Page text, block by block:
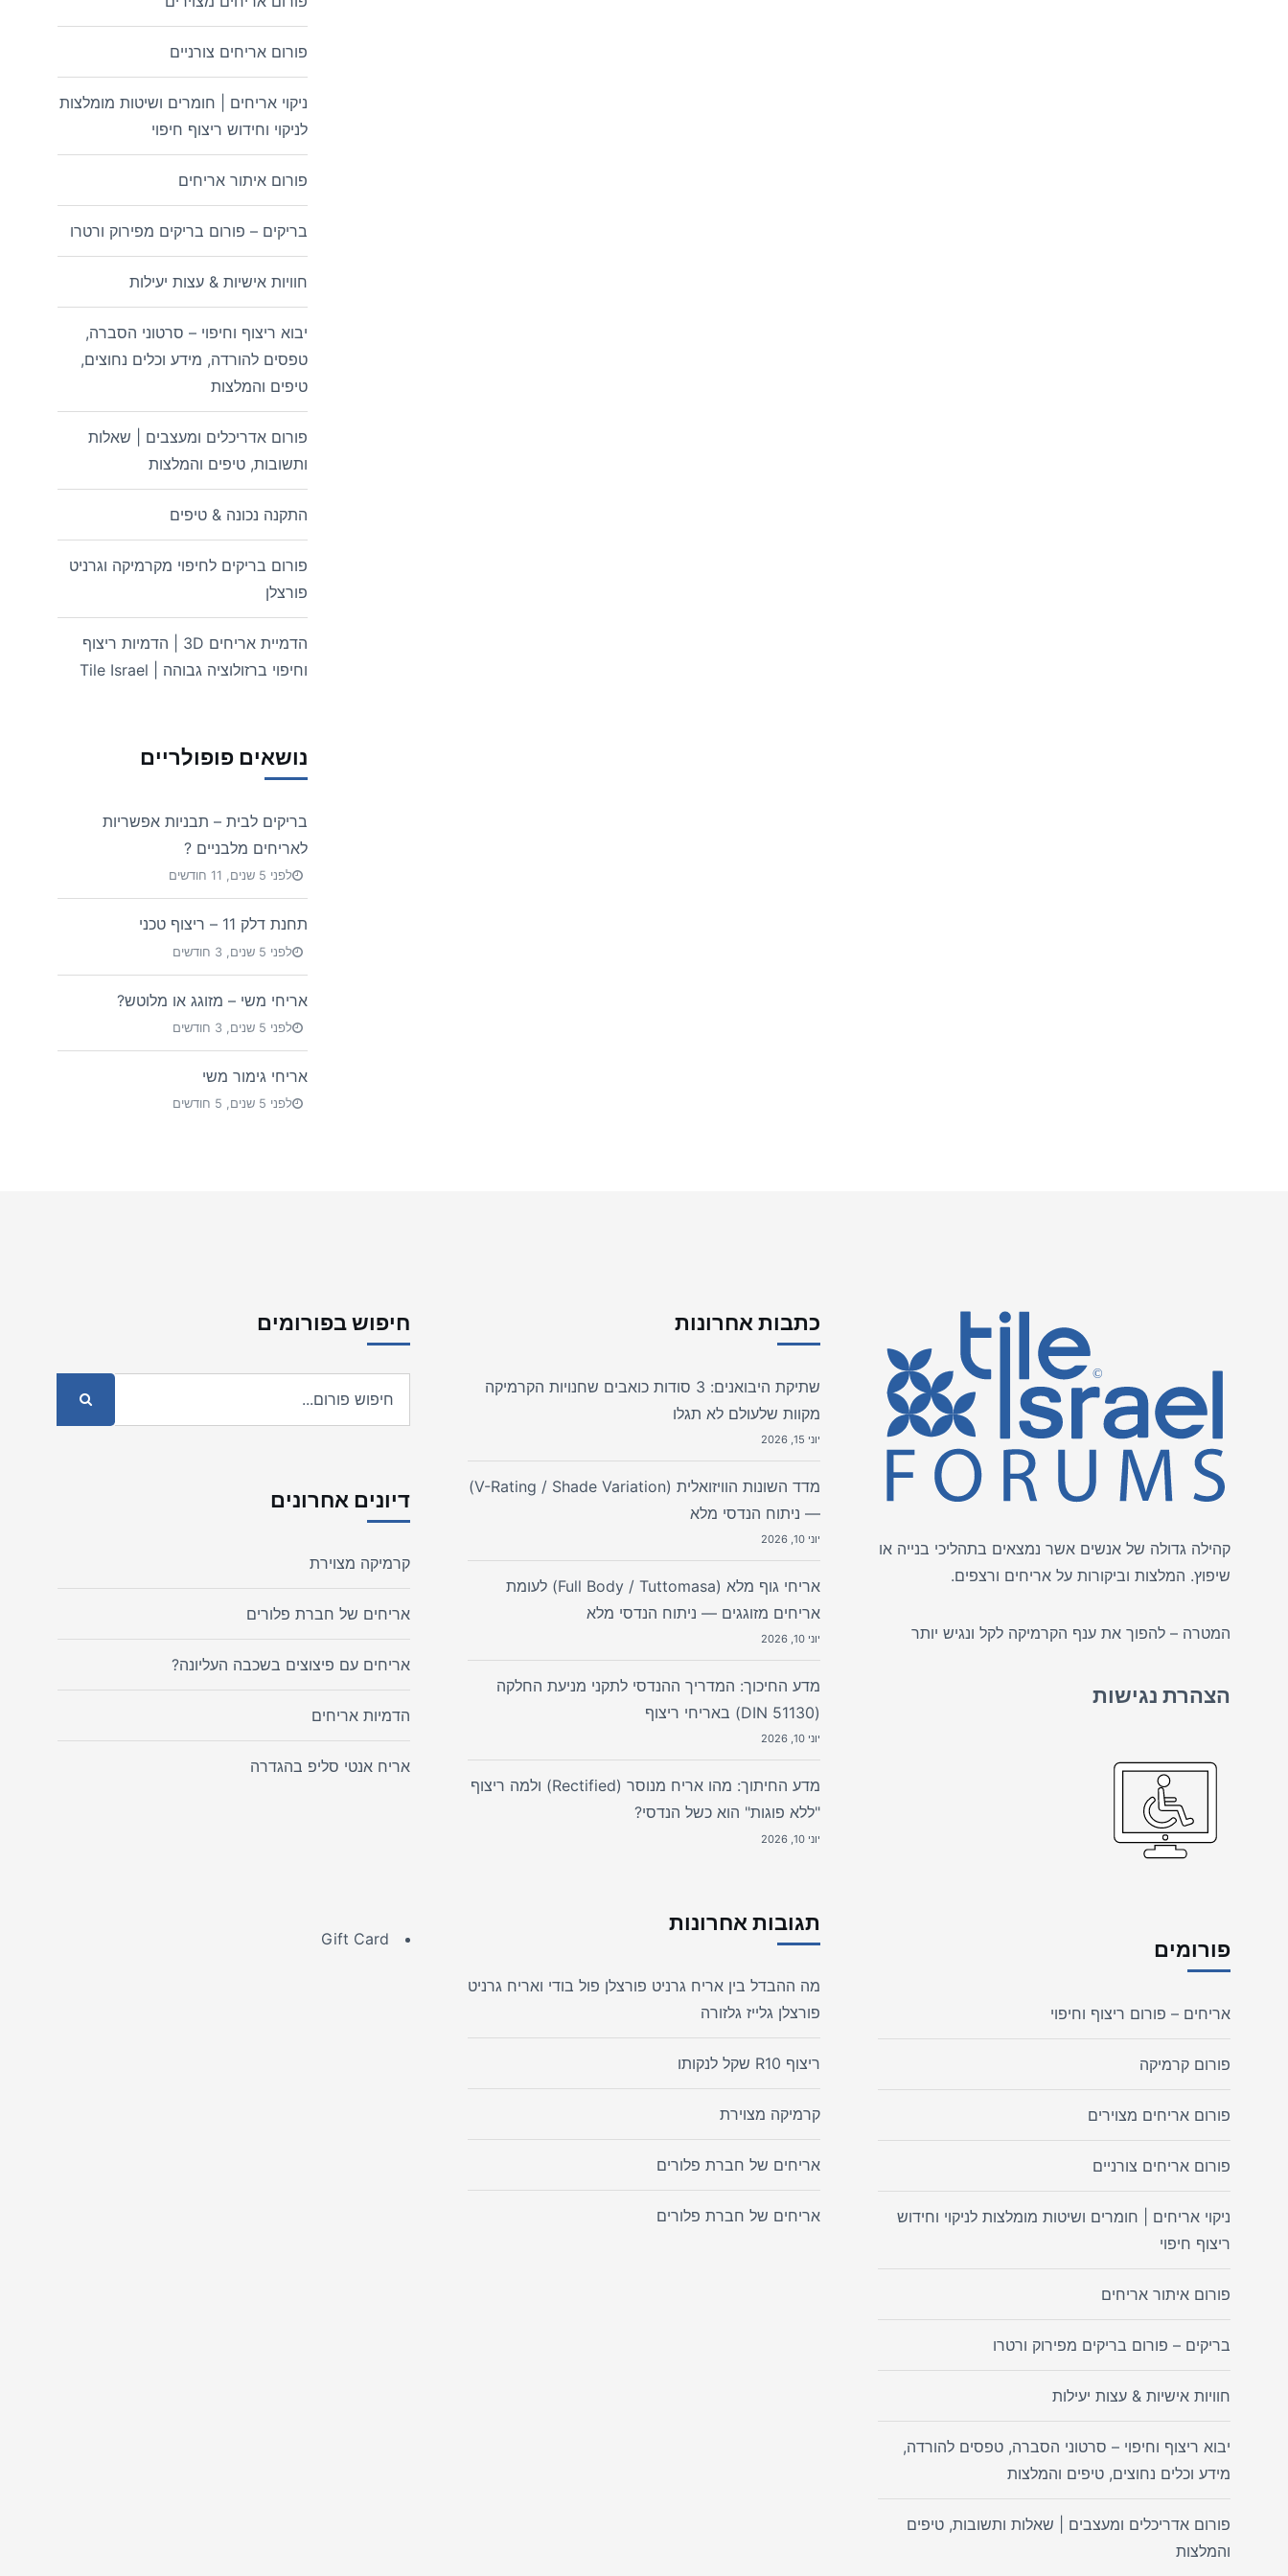
פורום אריחים צורניים
ניקוי אריחים | חומרים ושיטות מומלצות
לניקוי וחידוש ריצוף חיפוי
פורום איתור אריחים
בריקים – פורום בריקים מפירוק ורטרו
חוויות אישיות & עצות יעילות
יבוא ריצוף וחיפוי – סרטוני הסברה,
טפסים להורדה, מידע וכלים נחוצים,
טיפים והמלצות
פורום אדריכלים ומעצבים | שאלות
ותשובות, טיפים והמלצות
התקנה נכונה & טיפים
פורום בריקים לחיפוי מקרמיקה וגרניט
פורצלן
הדמיית אריחים 3D | הדמיות ריצוף
וחיפוי ברזולוציה גבוהה | Tile Israel
נושאים פופולריים
בריקים לבית – תבניות אפשריות
לאריחים מלבניים ?
לפני 5 שנים, 11 חודשים
תחנת דלק 11 – ריצוף טכני
לפני 5 שנים, 3 חודשים
אריחי משי – מזוגג או מלוטש?
לפני 5 שנים, 3 חודשים
אריחי גימור משי
לפני 5 שנים, 5 חודשים
קהילה גדולה של אנשים אשר נמצאים בתהליכי בנייה או
שיפוץ. המלצות וביקורות על אריחים ורצפים.
המטרה – להפוך את ענף הקרמיקה לקל ונגיש יותר
הצהרת נגישות
פורומים
אריחים – פורום ריצוף וחיפוי
פורום קרמיקה
פורום אריחים מצוירים
פורום אריחים צורניים
ניקוי אריחים | חומרים ושיטות מומלצות לניקוי וחידוש
ריצוף חיפוי
פורום איתור אריחים
בריקים – פורום בריקים מפירוק ורטרו
חוויות אישיות & עצות יעילות
יבוא ריצוף וחיפוי – סרטוני הסברה, טפסים להורדה,
מידע וכלים נחוצים, טיפים והמלצות
פורום אדריכלים ומעצבים | שאלות ותשובות, טיפים
והמלצות
כתבות אחרונות
שתיקת היבואנים: 3 סודות כואבים שחנויות הקרמיקה
מקוות שלעולם לא תגלו
יוני 15, 2026
מדד השונות הוויזואלית (V-Rating / Shade Variation)
— ניתוח הנדסי מלא
יוני 10, 2026
אריחי גוף מלא (Full Body / Tuttomasa) לעומת
אריחים מזוגגים — ניתוח הנדסי מלא
יוני 10, 2026
מדע החיכוך: המדריך ההנדסי לתקני מניעת החלקה
(DIN 51130) באריחי ריצוף
יוני 10, 2026
מדע החיתוך: מהו אריח מנוסר (Rectified) ולמה ריצוף
"ללא פוגות" הוא כשל הנדסי?
יוני 10, 2026
תגובות אחרונות
מה ההבדל בין אריח גרניט פורצלן פול בודי ואריח גרניט
פורצלן גלייז גלזורה
ריצוף R10 שקל לנקותו
קרמיקה מצוירת
אריחים של חברת פלורים
אריחים של חברת פלורים
חיפוש בפורומים
דיונים אחרונים
קרמיקה מצוירת
אריחים של חברת פלורים
אריחים עם פיצוצים בשכבה העליונה?
הדמיות אריחים
אריח אנטי סליפ בהגדרה
Gift Card